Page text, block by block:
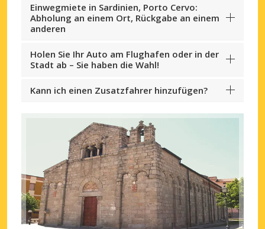
Einwegmiete in Sardinien, Porto Cervo:
Abholung an einem Ort, Rückgabe an einem
anderen
Holen Sie Ihr Auto am Flughafen oder in der
Stadt ab – Sie haben die Wahl!
Kann ich einen Zusatzfahrer hinzufügen?